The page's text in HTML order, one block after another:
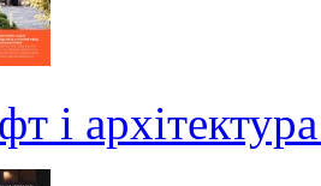
і архітектура